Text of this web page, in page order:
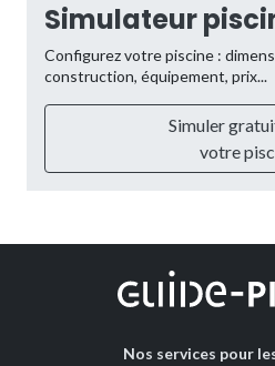
Simulateur
Configurez votre piscine :
construction, équipement, prix...
Simuler
votre
Nos services pour